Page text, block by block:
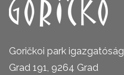
Goričkoi park igazgatóság
Grad 191, 9264 Grad